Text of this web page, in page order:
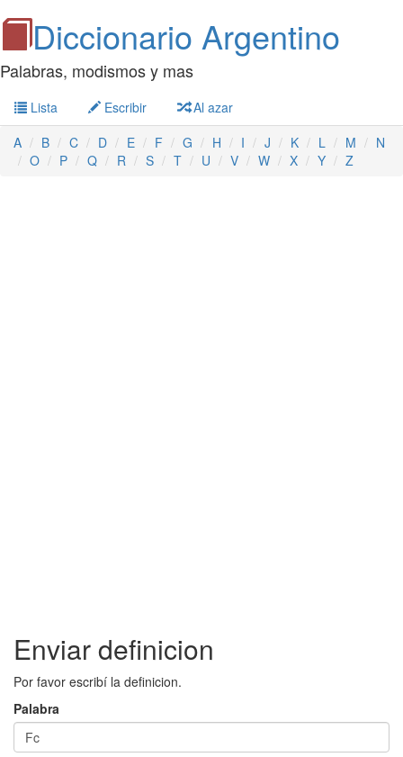
Diccionario Argentino
Palabras, modismos y mas
Lista Escribir
Al azar
A
B C D E F G H I J K L M
N
O
P Q R S T U V W X Y Z
Enviar definicion
Por favor escribí la definicion.
Palabra